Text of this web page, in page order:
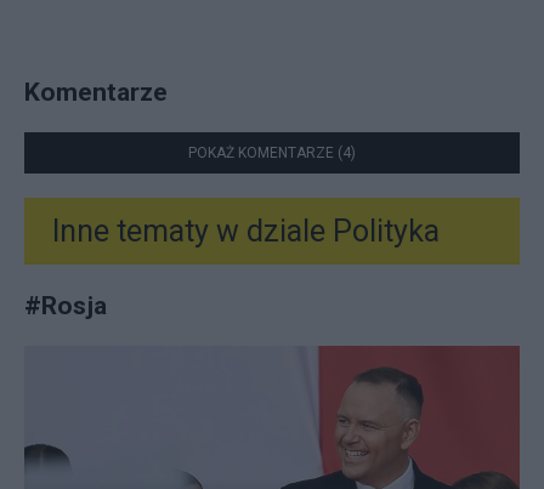
Komentarze
POKAŻ KOMENTARZE (4)
Inne tematy w dziale Polityka
#Rosja